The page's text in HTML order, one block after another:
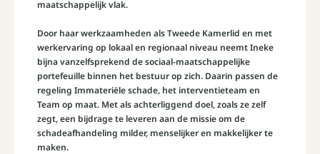
maatschappelijk vlak.
Door haar werkzaamheden als Tweede Kamerlid en met
werkervaring op lokaal en regionaal niveau neemt Ineke
bijna vanzelfsprekend de sociaal-maatschappelijke
portefeuille binnen het bestuur op zich. Daarin passen de
regeling Immateriële schade, het interventieteam en
Team op maat. Met als achterliggend doel, zoals ze zelf
zegt, een bijdrage te leveren aan de missie om de
schadeafhandeling milder, menselijker en makkelijker te
maken.